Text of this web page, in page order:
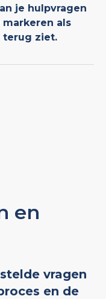
je hulpvragen
als
terug ziet.
en
vragen
en de